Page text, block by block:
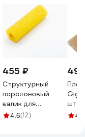
455 ₽
Структурный
поролоновый
валик для
декоративных
4.6(12)
шт.
4.7